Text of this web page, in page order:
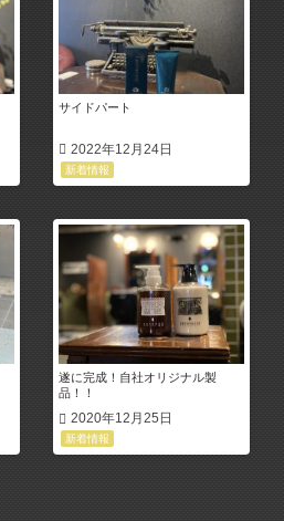
サイドパート
2022年12月24日
新着情報
遂に完成！自社オリジナル製
品！！
2020年12月25日
新着情報